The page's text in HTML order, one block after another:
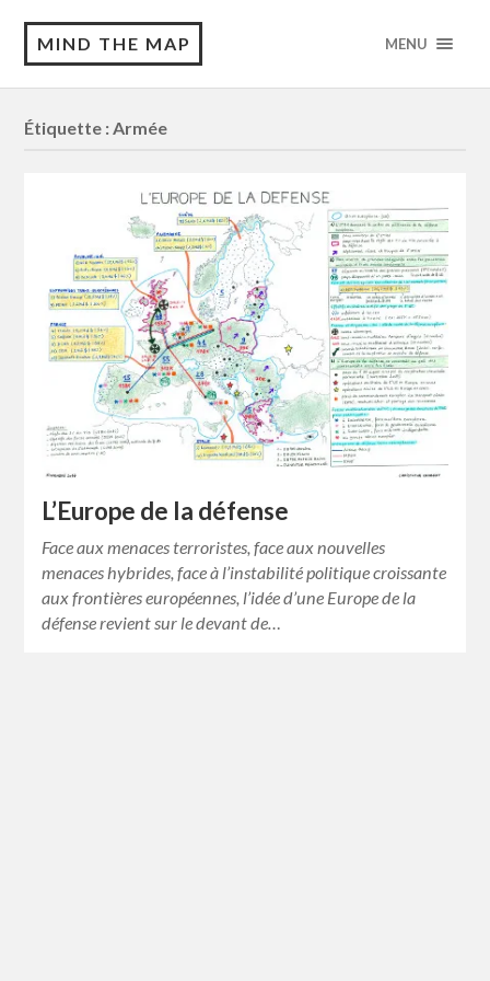
MIND THE MAP MENU
Étiquette :Armée
L’Europe de la défense
Face aux menaces terroristes, face aux nouvelles
menaces hybrides, face à l’instabilité politique croissante
aux frontières européennes, l’idée d’une Europe de la
défense revient sur le devant de…